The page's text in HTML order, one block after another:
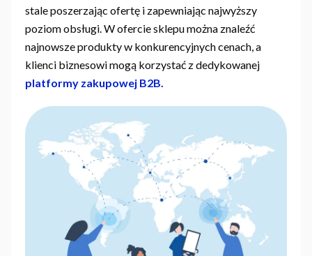
stale poszerzając ofertę i zapewniając najwyższy
poziom obsługi. W ofercie sklepu można znaleźć
najnowsze produkty w konkurencyjnych cenach, a
klienci biznesowi mogą korzystać z dedykowanej
platformy zakupowej B2B.